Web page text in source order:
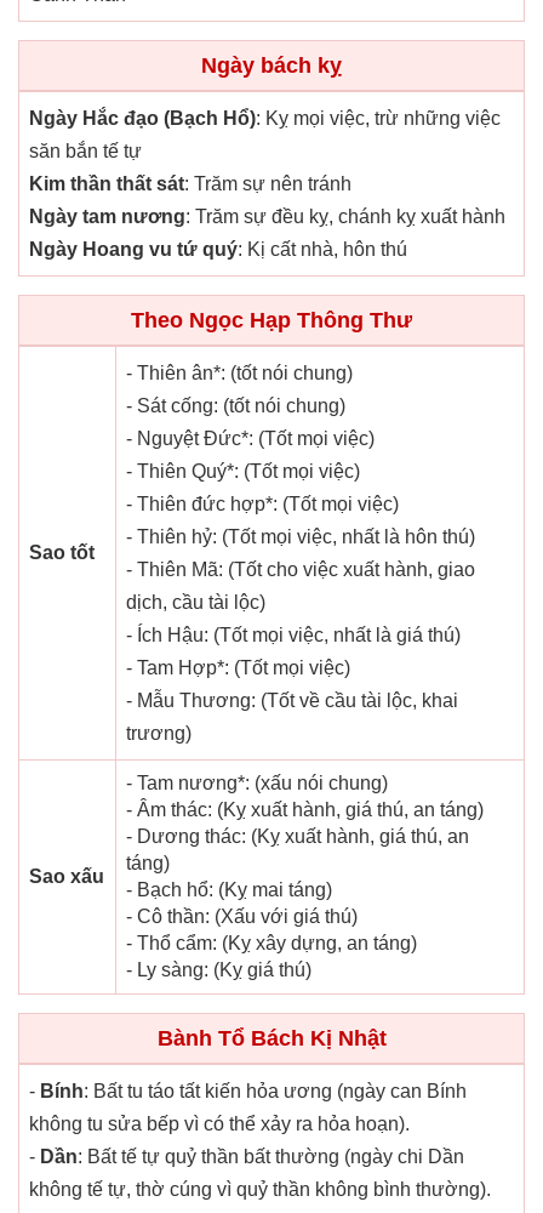
Ngày bách kỵ
Ngày Hắc đạo (Bạch Hổ): Kỵ mọi việc, trừ những việc
săn bắn tế tự
Kim thần thất sát: Trăm sự nên tránh
Ngày tam nương: Trăm sự đều kỵ, chánh kỵ xuất hành
Ngày Hoang vu tứ quý: Kị cất nhà, hôn thú
Theo Ngọc Hạp Thông Thư
Sao tốt
- Thiên ân*: (tốt nói chung)
- Sát cống: (tốt nói chung)
- Nguyệt Đức*: (Tốt mọi việc)
- Thiên Quý*: (Tốt mọi việc)
- Thiên đức hợp*: (Tốt mọi việc)
- Thiên hỷ: (Tốt mọi việc, nhất là hôn thú)
- Thiên Mã: (Tốt cho việc xuất hành, giao
dịch, cầu tài lộc)
- Ích Hậu: (Tốt mọi việc, nhất là giá thú)
- Tam Hợp*: (Tốt mọi việc)
- Mẫu Thương: (Tốt về cầu tài lộc, khai
trương)
Sao xấu
- Tam nương*: (xấu nói chung)
- Âm thác: (Kỵ xuất hành, giá thú, an táng)
- Dương thác: (Kỵ xuất hành, giá thú, an
táng)
- Bạch hổ: (Kỵ mai táng)
- Cô thần: (Xấu với giá thú)
- Thổ cẩm: (Kỵ xây dựng, an táng)
- Ly sàng: (Kỵ giá thú)
Bành Tổ Bách Kị Nhật
- Bính: Bất tu táo tất kiến hỏa ương (ngày can Bính
không tu sửa bếp vì có thể xảy ra hỏa hoạn).
- Dần: Bất tế tự quỷ thần bất thường (ngày chi Dần
không tế tự, thờ cúng vì quỷ thần không bình thường).